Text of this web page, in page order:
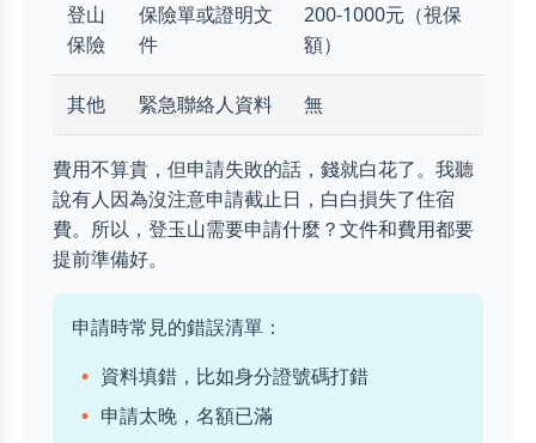
登山
保險
保險單或證明文
件
200-1000元（視保
額）
其他 緊急聯絡人資料 無
費用不算貴，但申請失敗的話，錢就白花了。我聽
說有人因為沒注意申請截止日，白白損失了住宿
費。所以，登玉山需要申請什麼？文件和費用都要
提前準備好。
申請時常見的錯誤清單：
資料填錯，比如身分證號碼打錯
申請太晚，名額已滿